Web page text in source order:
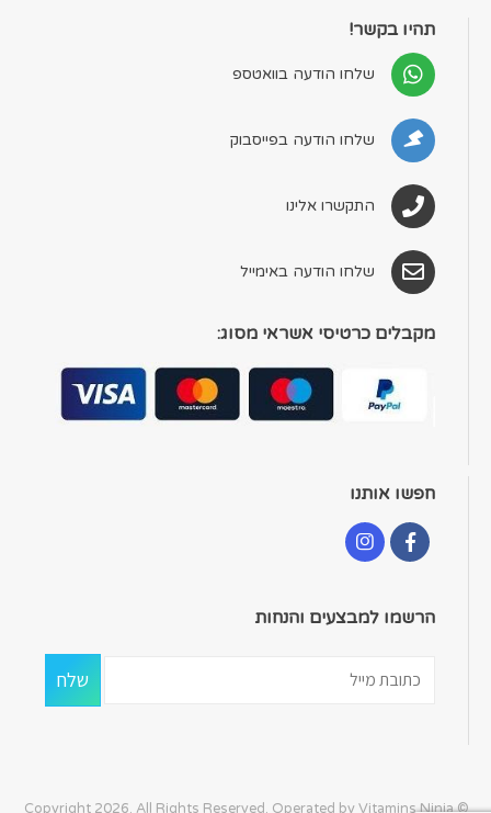
תהיו בקשר!
שלחו הודעה בוואטספ
שלחו הודעה בפייסבוק
התקשרו אלינו
שלחו הודעה באימייל
מקבלים כרטיסי אשראי מסוג:
חפשו אותנו
הרשמו למבצעים והנחות
© Copyright 2026. All Rights Reserved. Operated by Vitamins Ninja